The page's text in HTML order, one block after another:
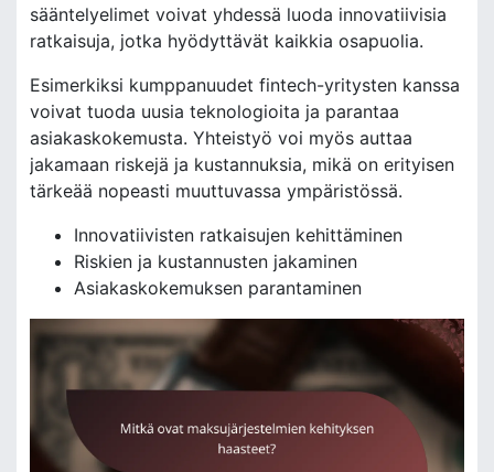
sääntelyelimet voivat yhdessä luoda innovatiivisia
ratkaisuja, jotka hyödyttävät kaikkia osapuolia.
Esimerkiksi kumppanuudet fintech-yritysten kanssa
voivat tuoda uusia teknologioita ja parantaa
asiakaskokemusta. Yhteistyö voi myös auttaa
jakamaan riskejä ja kustannuksia, mikä on erityisen
tärkeää nopeasti muuttuvassa ympäristössä.
Innovatiivisten ratkaisujen kehittäminen
Riskien ja kustannusten jakaminen
Asiakaskokemuksen parantaminen